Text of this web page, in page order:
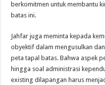
berkomitmen untuk membantu
batas ini.
Jahfar juga meminta kepada
obyektif dalam mengusulkan
peta tapal batas. Bahwa aspek
hingga soal administrasi
existing dilapangan harus